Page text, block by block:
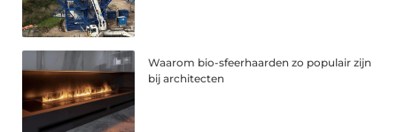
Waarom bio-sfeerhaarden zo populair zijn
bij architecten